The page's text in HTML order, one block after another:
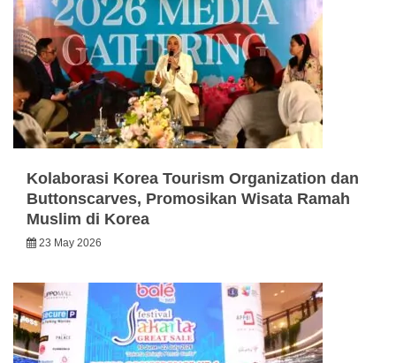
Kolaborasi Korea Tourism Organization dan
Buttonscarves, Promosikan Wisata Ramah
Muslim di Korea
23 May 2026